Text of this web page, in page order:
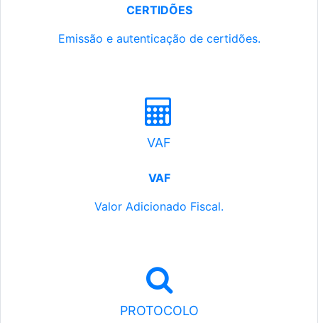
CERTIDÕES
Emissão e autenticação de certidões.
VAF
VAF
Valor Adicionado Fiscal.
PROTOCOLO